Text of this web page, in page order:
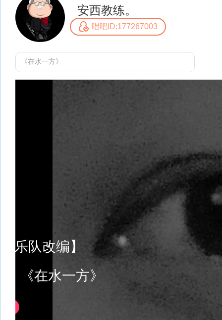
安西教练。
唱吧ID:177267003
《在水一方》